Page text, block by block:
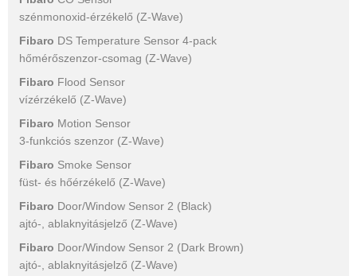
szénmonoxid-érzékelő (Z-Wave)
Fibaro DS Temperature Sensor 4-pack
hőmérőszenzor-csomag (Z-Wave)
Fibaro Flood Sensor
vízérzékelő (Z-Wave)
Fibaro Motion Sensor
3-funkciós szenzor (Z-Wave)
Fibaro Smoke Sensor
füst- és hőérzékelő (Z-Wave)
Fibaro Door/Window Sensor 2 (Black)
ajtó-, ablaknyitásjelző (Z-Wave)
Fibaro Door/Window Sensor 2 (Dark Brown)
ajtó-, ablaknyitásjelző (Z-Wave)